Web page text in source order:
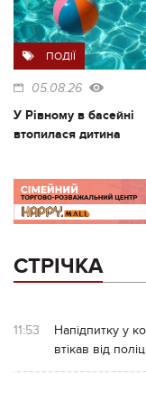
ПОДІЇ
05.08.26
У Рівному в басейні
втопилася дитина
СТРІЧКА
11:53
Напідпитку у
втікав від